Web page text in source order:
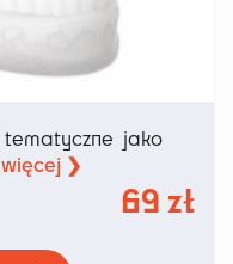
tematyczne jako
❯
69 zł